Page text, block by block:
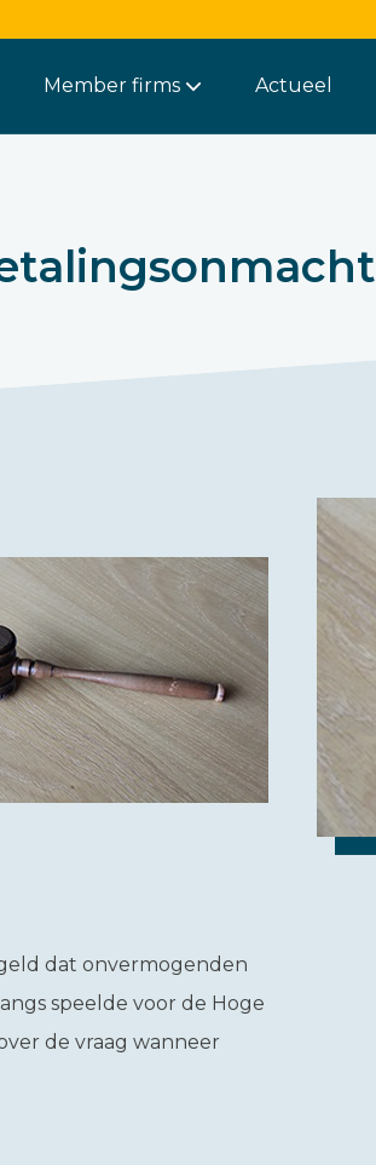
Member firms Actueel
dat onvermogenden
speelde voor de Hoge
de vraag wanneer